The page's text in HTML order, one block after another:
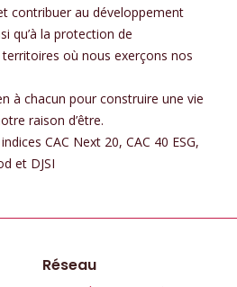
contribuer au développement
qu’à la protection de
territoires où nous exerçons nos
à chacun pour construire une vie
raison d’être.
CAC Next 20, CAC 40 ESG,
et DJSI
Réseau